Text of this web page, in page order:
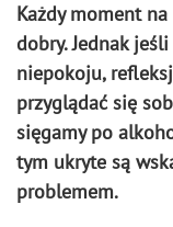
Każdy moment
dobry. Jednak
niepokoju,
przyglądać się
sięgamy po
tym ukryte są
problemem.